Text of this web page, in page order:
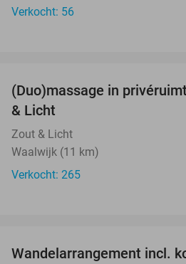
Verkocht: 56
(Duo)massage in
& Licht
Zout & Licht
Waalwijk (11 km)
Verkocht: 265
Wandelarrangement incl.